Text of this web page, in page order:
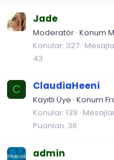
Jade
Moderatör · Konum
Konular 327
43
C ClaudiaHeeni
Kayıtlı Üye · Konum
Konular 139
Puanları 36
admin